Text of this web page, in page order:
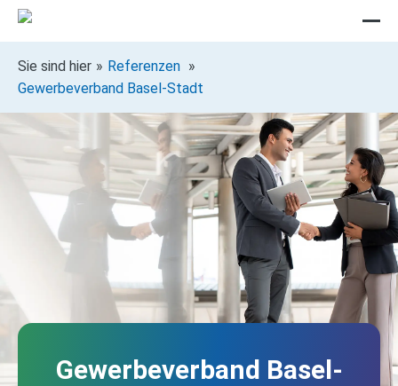
Sie sind hier
Referenzen
Gewerbeverband Basel-Stadt
Gewerbeverband Basel-